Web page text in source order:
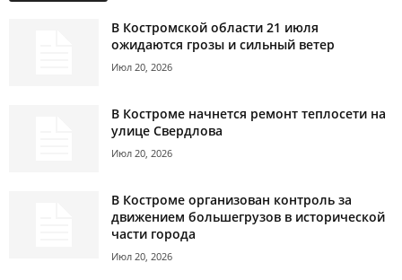
В Костромской области 21 июля
ожидаются грозы и сильный ветер
Июл 20, 2026
В Костроме начнется ремонт теплосети на
улице Свердлова
Июл 20, 2026
В Костроме организован контроль за
движением большегрузов в исторической
части города
Июл 20, 2026